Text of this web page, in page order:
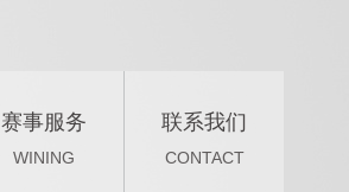
赛事服务
WINING
联系我们
CONTACT